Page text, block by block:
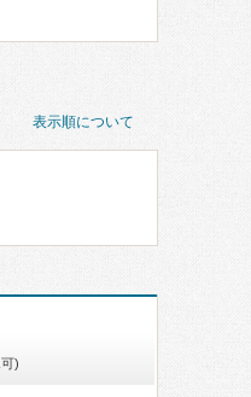
表示順について
)